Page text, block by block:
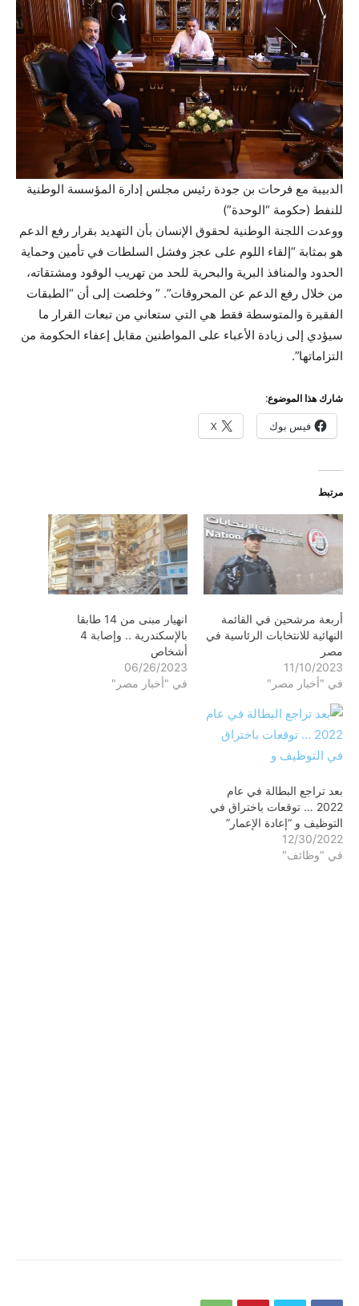
الدبيبة مع فرحات بن جودة رئيس مجلس إدارة المؤسسة الوطنية
للنفط (حكومة “الوحدة”)
ووعدت اللجنة الوطنية لحقوق الإنسان بأن التهديد بقرار رفع الدعم
هو بمثابة “إلقاء اللوم على عجز وفشل السلطات في تأمين وحماية
الحدود والمنافذ البرية والبحرية للحد من تهريب الوقود ومشتقاته،
من خلال رفع الدعم عن المحروقات”. ” وخلصت إلى أن “الطبقات
الفقيرة والمتوسطة فقط هي التي ستعاني من تبعات القرار ما
سيؤدي إلى زيادة الأعباء على المواطنين مقابل إعفاء الحكومة من
التزاماتها”.
شارك هذا الموضوع:
فيس بوك X
مرتبط
أربعة مرشحين في القائمة
النهائية للانتخابات الرئاسية في
مصر
11/10/2023
في "أخبار مصر"
انهيار مبنى من 14 طابقا
بالإسكندرية .. وإصابة 4
أشخاص
06/26/2023
في "أخبار مصر"
بعد تراجع البطالة في عام
2022 … توقعات باختراق في
التوظيف و “إعادة الإعمار”
12/30/2022
في "وظائف"